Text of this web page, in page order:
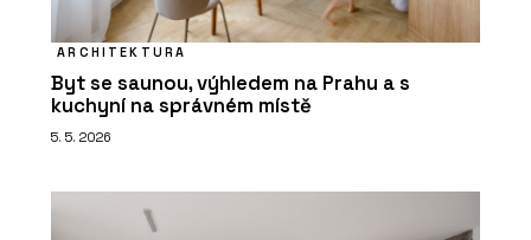
PRODUKTY
ARCHITEKTURA
Byt se saunou, výhledem na Prahu a s
kuchyní na správném místě
5. 5. 2026